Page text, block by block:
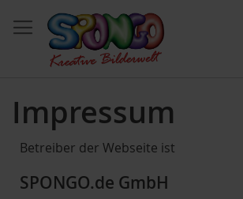
Impressum
Betreiber der Webseite ist
SPONGO.de GmbH